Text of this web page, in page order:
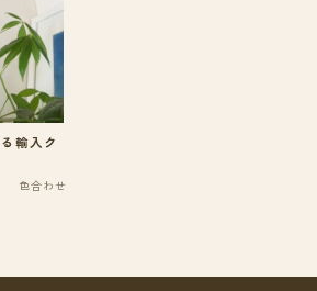
輸入ク
色合わせ